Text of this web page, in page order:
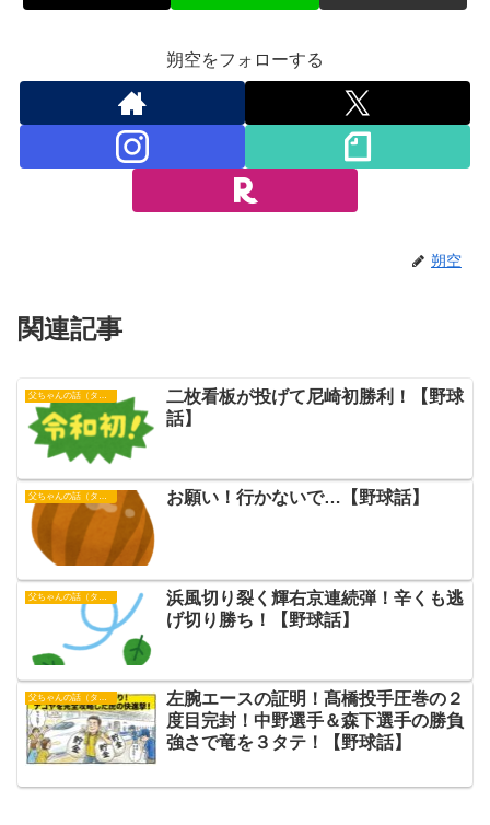
朔空をフォローする
朔空
関連記事
父ちゃんの話（タイガース）
二枚看板が投げて尼崎初勝利！【野球
話】
父ちゃんの話（タイガース） お願い！行かないで…【野球話】
父ちゃんの話（タイガース）
浜風切り裂く輝右京連続弾！辛くも逃
げ切り勝ち！【野球話】
左腕エースの証明！髙橋投手圧巻の２
度目完封！中野選手＆森下選手の勝負
強さで竜を３タテ！【野球話】